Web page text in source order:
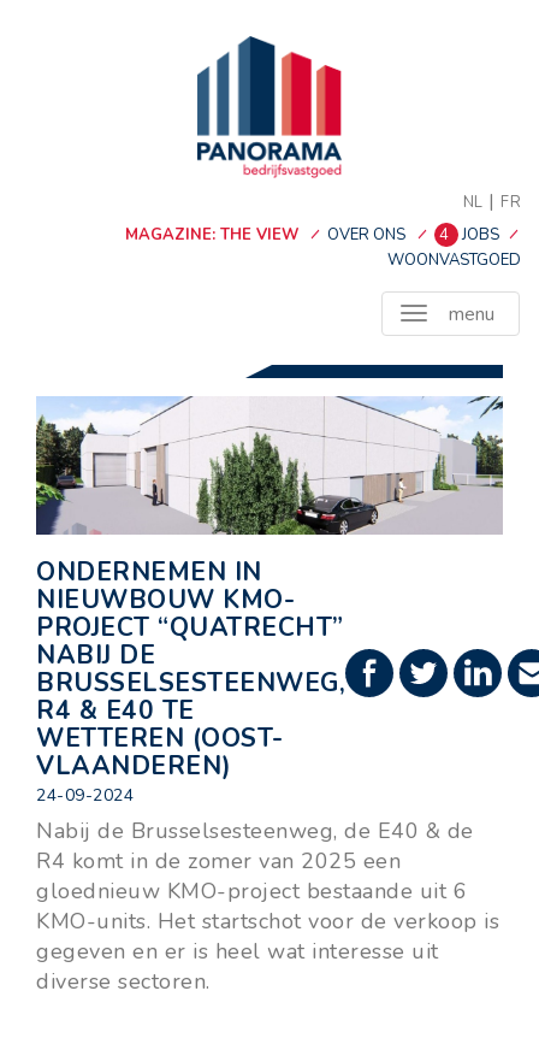
NL | FR
MAGAZINE: THE VIEW
OVER ONS 4 JOBS
WOONVASTGOED
menu
ONDERNEMEN IN
NIEUWBOUW KMO-
PROJECT “QUATRECHT”
NABIJ DE
BRUSSELSESTEENWEG,
R4 & E40 TE
WETTEREN (OOST-
VLAANDEREN)
24-09-2024
Nabij de Brusselsesteenweg, de E40 & de
R4 komt in de zomer van 2025 een
gloednieuw KMO-project bestaande uit 6
KMO-units. Het startschot voor de verkoop is
gegeven en er is heel wat interesse uit
diverse sectoren.